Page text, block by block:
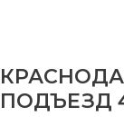
ПОДЪЕЗД